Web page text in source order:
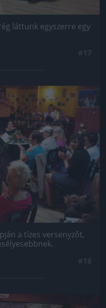
láttunk egyszerre egy
kép!
a tízes versenyzőt,